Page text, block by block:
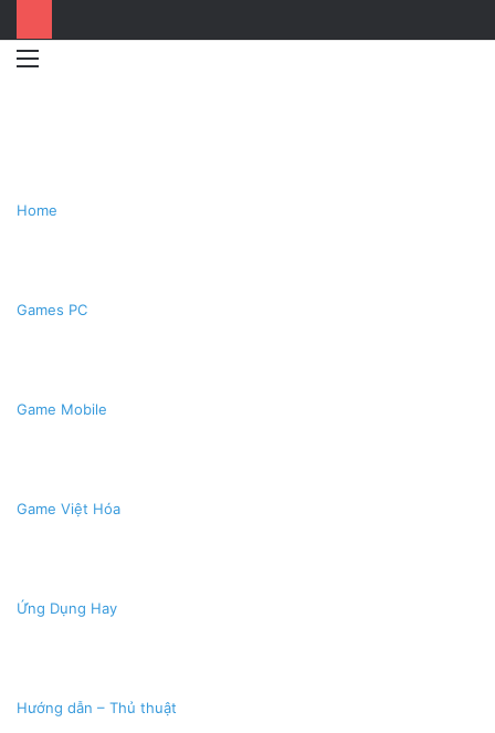
Home
Games PC
Game Mobile
Game Việt Hóa
Ứng Dụng Hay
Hướng dẫn – Thủ thuật